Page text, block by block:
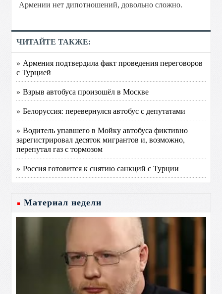
Армении нет дипотношений, довольно сложно.
ЧИТАЙТЕ ТАКЖЕ:
» Армения подтвердила факт проведения переговоров
с Турцией
» Взрыв автобуса произошёл в Москве
» Белоруссия: перевернулся автобус с депутатами
» Водитель упавшего в Мойку автобуса фиктивно
зарегистрировал десяток мигрантов и, возможно,
перепутал газ с тормозом
» Россия готовится к снятию санкций с Турции
Материал недели